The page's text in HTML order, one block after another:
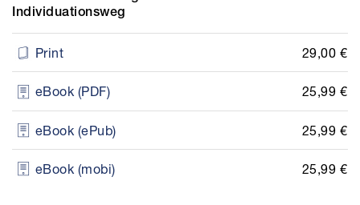
Individuationsweg
Print 29,00 €
eBook (PDF) 25,99 €
eBook (ePub) 25,99 €
eBook (mobi) 25,99 €